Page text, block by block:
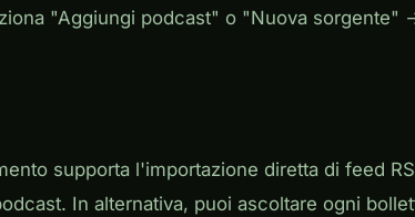
"Aggiungi podcast" o "Nuova sorgente"
supporta l'importazione diretta di feed
In alternativa, puoi ascoltare ogni